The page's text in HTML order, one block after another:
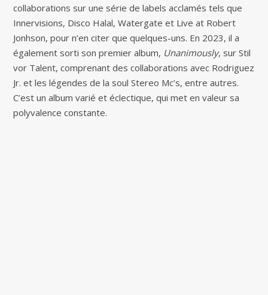
collaborations sur une série de labels acclamés tels que
Innervisions, Disco Halal, Watergate et Live at Robert
Jonhson, pour n’en citer que quelques-uns. En 2023, il a
également sorti son premier album, Unanimously, sur Stil
vor Talent, comprenant des collaborations avec Rodriguez
Jr. et les légendes de la soul Stereo Mc’s, entre autres.
C’est un album varié et éclectique, qui met en valeur sa
polyvalence constante.